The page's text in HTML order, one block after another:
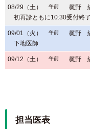
08/29（土） 午前 梶野
初再診ともに10:30受付終了
09/01（火） 午前 梶野
下地医師
09/12（土） 午前 梶野
担当医表